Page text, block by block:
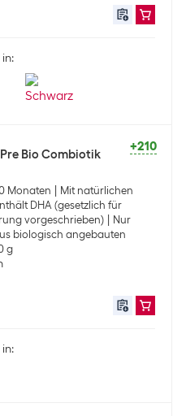
+210
Bio Combiotik
Monaten
Mit natürlichen
DHA (gesetzlich für
vorgeschrieben)
Nur
biologisch angebauten
g